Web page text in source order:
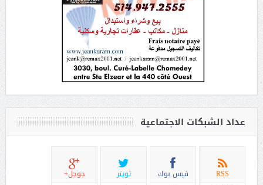
عداد الشبكات الاجتماعية
RSS فيس بوك تويتر جوجل+